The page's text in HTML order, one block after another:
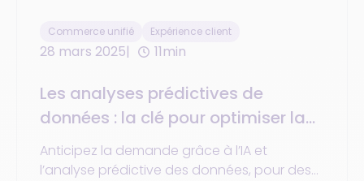
Commerce unifié Expérience client
28 mars 2025 11min
Les analyses prédictives de
données : la clé pour optimiser la
gestion de stock et anticiper la
demande client
Anticipez la demande grâce à l’IA et
l’analyse prédictive des données, pour des